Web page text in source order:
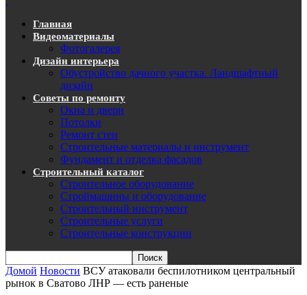
Главная
Видеоматериалы
Фотогалерея
Дизайн интерьера
Обустройство дачного участка. Ландшафтный
дизайн
Советы по ремонту
Окна и двери
Потолки
Ремонт стен
Строительные материалы и инструмент
Фундамент и отделка фасадов
Строительный каталог
Строительное оборудование
Строймашины и оборудование
Строительный инструмент
Строительные услуги
Строительные конструкции
Домой Новости ВСУ атаковали беспилотником центральный
рынок в Сватово ЛНР — есть раненые